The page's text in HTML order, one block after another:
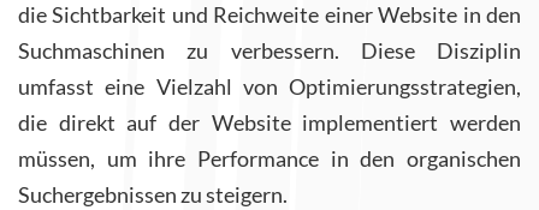
die Sichtbarkeit und Reichweite einer Website in den
Suchmaschinen zu verbessern. Diese Disziplin
umfasst eine Vielzahl von Optimierungsstrategien,
die direkt auf der Website implementiert werden
müssen, um ihre Performance in den organischen
Suchergebnissen zu steigern.